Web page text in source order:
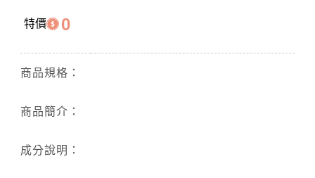
特價 0
商品規格：
商品簡介：
成分說明：